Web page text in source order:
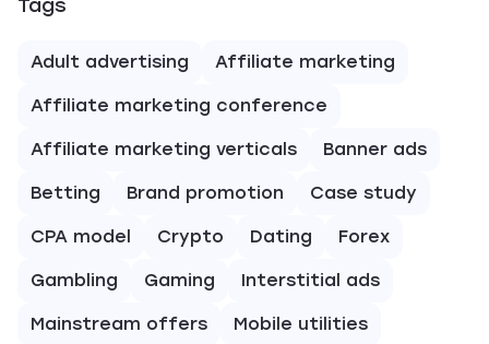
Tags
Adult advertising Affiliate marketing
Affiliate marketing conference
Affiliate marketing verticals Banner ads
Betting Brand promotion Case study
CPA model Crypto Dating Forex
Gambling Gaming Interstitial ads
Mainstream offers Mobile utilities